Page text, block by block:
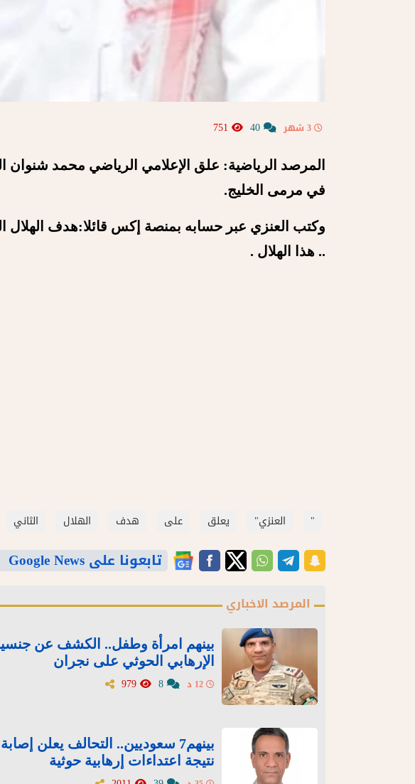
المرصد الرياضية: علق الإعلامي الرياضي محمد شنوان
في مرمى الخليج.
وكتب العنزي عبر حسابه بمنصة إكس قائلا:هدف ‎الهلال الثاني ..
.. هذا الهلال .
" العنزي" يعلق على هدف الهلال الثاني
تابعونا على Google News
المرصد الاخباري
بينهم امرأة وطفل.. الكشف عن
الإرهابي الحوثي على نجران
نتيجة اعتداءات إرهابية حوثية